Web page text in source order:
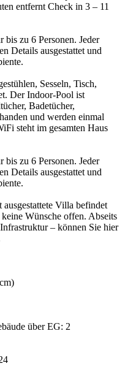
entfernt Check in 3 – 11
zu 6 Personen. Jeder
Details ausgestattet und
Sesseln, Tisch,
Der Indoor-Pool ist
Badetücher,
und werden einmal
steht im gesamten Haus
zu 6 Personen. Jeder
Details ausgestattet und
Villa befindet
Wünsche offen. Abseits
– können Sie hier
über EG: 2